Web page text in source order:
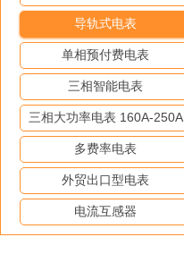
导轨式电表
单相预付费电表
三相智能电表
三相大功率电表 160A-250A
多费率电表
外贸出口型电表
电流互感器